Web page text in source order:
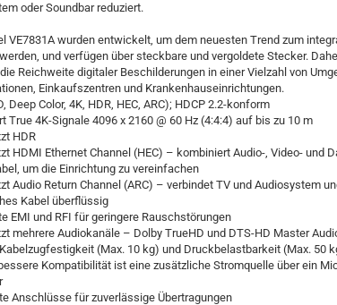
oder Soundbar reduziert.
VE7831A wurden entwickelt, um dem neuesten Trend zum
und verfügen über steckbare und vergoldete Stecker.
Reichweite digitaler Beschilderungen in einer Vielzahl von
Einkaufszentren und Krankenhauseinrichtungen.
Deep Color, 4K, HDR, HEC, ARC); HDCP 2.2-konform
True 4K-Signale 4096 x 2160 @ 60 Hz (4:4:4) auf bis zu 10 m
HDR
HDMI Ethernet Channel (HEC) – kombiniert Audio-, Video- und
um die Einrichtung zu vereinfachen
Audio Return Channel (ARC) – verbindet TV und Audiosystem
Kabel überflüssig
EMI und RFI für geringere Rauschstörungen
mehrere Audiokanäle – Dolby TrueHD und DTS-HD Master
(Max. 10 kg) und Druckbelastbarkeit (Max. 50
Kompatibilität ist eine zusätzliche Stromquelle über ein
Anschlüsse für zuverlässige Übertragungen